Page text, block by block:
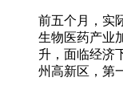
前五个月，实
生物医药产业
升，面临经济
州高新区，第